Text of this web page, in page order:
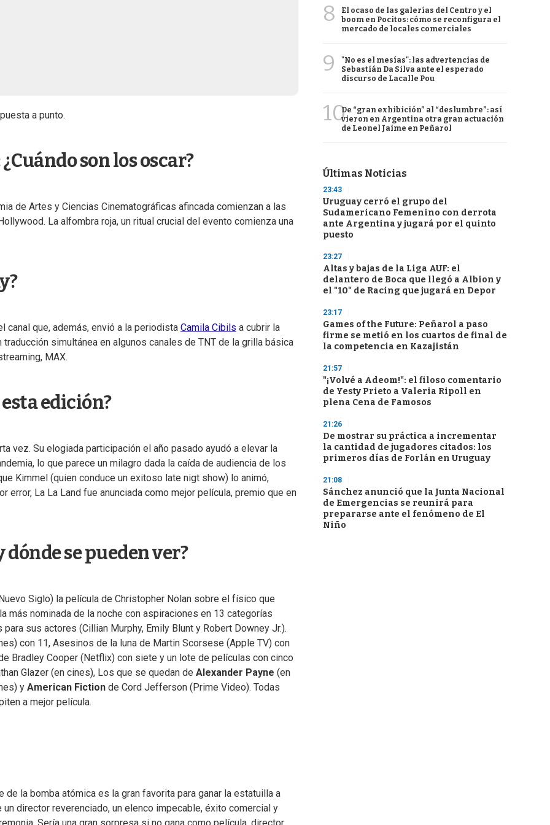
a punto.
son los oscar?
de Artes y Ciencias Cinematográficas afincada comienzan a las
La alfombra roja, un ritual crucial del evento comienza una
canal que, además, envió a la periodista Camila Cibils a cubrir la
simultánea en algunos canales de TNT de la grilla básica
MAX.
edición?
vez. Su elogiada participación el año pasado ayudó a elevar la
lo que parece un milagro dada la caída de audiencia de los
Kimmel (quien conduce un exitoso late nigt show) lo animó,
La La Land fue anunciada como mejor película, premio que en
dónde se pueden ver?
Siglo) la película de Christopher Nolan sobre el físico que
más nominada de la noche con aspiraciones en 13 categorías
sus actores (Cillian Murphy, Emily Blunt y Robert Downey Jr.).
con 11, Asesinos de la luna de Martin Scorsese (Apple TV) con
Bradley Cooper (Netflix) con siete y un lote de películas con cinco
Glazer (en cines), Los que se quedan de Alexander Payne (en
y American Fiction de Cord Jefferson (Prime Video). Todas
a mejor película.
de la bomba atómica es la gran favorita para ganar la estatuilla a
director reverenciado, un elenco impecable, éxito comercial y
8
El ocaso de las galerías del Centro y el
boom en Pocitos: cómo se reconfigura el
mercado de locales comerciales
9
"No es el mesías": las advertencias de
Sebastián Da Silva ante el esperado
discurso de Lacalle Pou
10De “gran exhibición” al “deslumbre”: así
vieron en Argentina otra gran actuación
de Leonel Jaime en Peñarol
Últimas Noticias
23:43
Uruguay cerró el grupo del
Sudamericano Femenino con derrota
ante Argentina y jugará por el quinto
puesto
23:27
Altas y bajas de la Liga AUF: el
delantero de Boca que llegó a Albion y
el "10" de Racing que jugará en Depor
23:17
Games of the Future: Peñarol a paso
firme se metió en los cuartos de final de
la competencia en Kazajistán
21:57
"¡Volvé a Adeom!": el filoso comentario
de Yesty Prieto a Valeria Ripoll en
plena Cena de Famosos
21:26
De mostrar su práctica a incrementar
la cantidad de jugadores citados: los
primeros días de Forlán en Uruguay
21:08
Sánchez anunció que la Junta Nacional
de Emergencias se reunirá para
prepararse ante el fenómeno de El
Niño